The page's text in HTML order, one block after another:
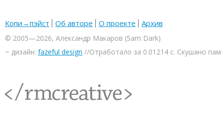
Копи→пэйст Об авторе О проекте Архив
© 2005—2026, Александр Макаров (Sam Dark)
~ дизайн: fazeful design //Отработало за 0.01214 с. Скушано
<rmcreative/>